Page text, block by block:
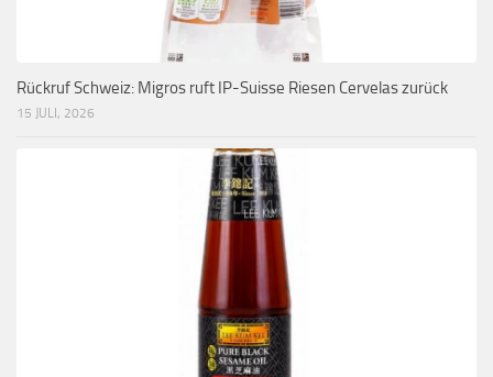
Rückruf Schweiz: Migros ruft IP-Suisse Riesen Cervelas zurück
15 JULI, 2026